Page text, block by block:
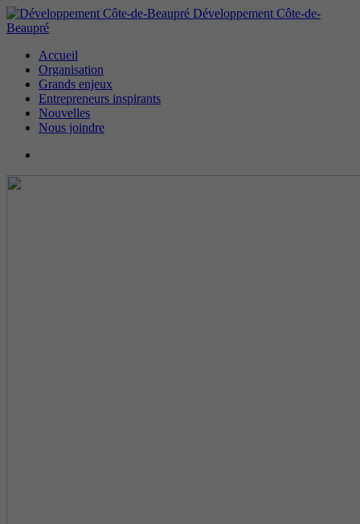
Développement Côte-de-
Beaupré
Accueil
Organisation
Grands enjeux
Entrepreneurs inspirants
Nouvelles
Nous joindre